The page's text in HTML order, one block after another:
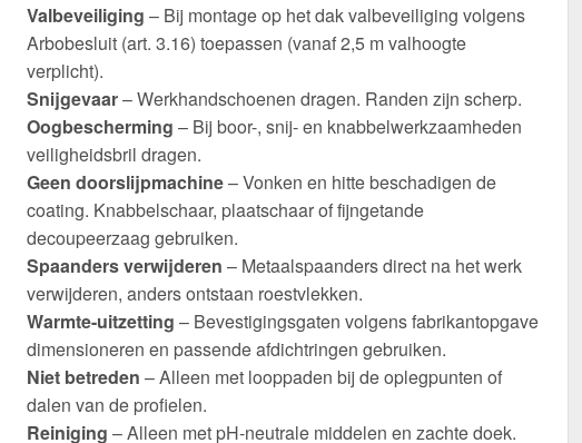
Valbeveiliging – Bij montage op het dak valbeveiliging volgens
Arbobesluit (art. 3.16) toepassen (vanaf 2,5 m valhoogte
verplicht).
Snijgevaar– Werkhandschoenen dragen. Randen zijn scherp.
Oogbescherming – Bij boor-, snij- en knabbelwerkzaamheden
veiligheidsbril dragen.
Geen doorslijpmachine– Vonken en hitte beschadigen de
coating. Knabbelschaar, plaatschaar of fijngetande
decoupeerzaag gebruiken.
Spaanders verwijderen – Metaalspaanders direct na het werk
verwijderen, anders ontstaan roestvlekken.
Warmte-uitzetting – Bevestigingsgaten volgens fabrikantopgave
dimensioneren en passende afdichtringen gebruiken.
Niet betreden – Alleen met looppaden bij de oplegpunten of
dalen van de profielen.
Reiniging – Alleen met pH-neutrale middelen en zachte doek.